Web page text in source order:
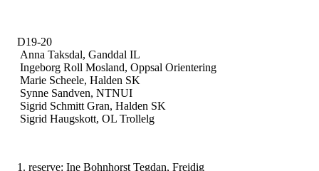
D19-20
Anna Taksdal, Ganddal IL
Ingeborg Roll Mosland, Oppsal Orientering
Marie Scheele, Halden SK
Synne Sandven, NTNUI
Sigrid Schmitt Gran, Halden SK
Sigrid Haugskott, OL Trollelg
1. ‎reserve: Ine Bohnhorst Tegdan, Freidig